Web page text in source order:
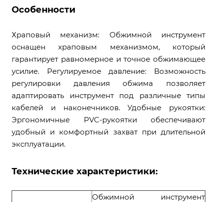
Особенности
Храповый механизм: Обжимной инструмент
оснащен храповым механизмом, который
гарантирует равномерное и точное обжимающее
усилие. Регулируемое давление: Возможность
регулировки давления обжима позволяет
адаптировать инструмент под различные типы
кабелей и наконечников. Удобные рукоятки:
Эргономичные PVC-рукоятки обеспечивают
удобный и комфортный захват при длительной
эксплуатации.
Технические характеристики:
Обжимной инструмент